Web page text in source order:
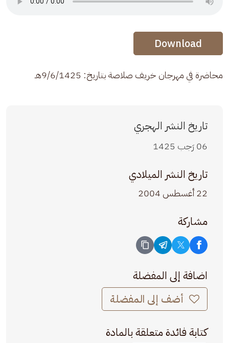
Audio Stream
Download
محاضرة في مهرجان خريف صلاصة بتاريخ: 9/6/1425هـ
تاريخ النشر الهجري
06 رَجب 1425
تاريخ النشر الميلادي
22 أغسطس 2004
مشاركة
اضافة إلى المفضلة
أضف إلى المفضلة
كتابة فائدة متعلقة بالمادة